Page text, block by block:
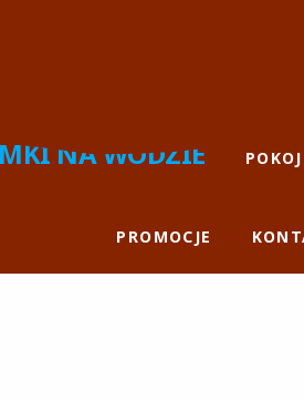
NA WODZIE
PROMOCJE